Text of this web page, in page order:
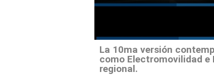
La 10ma versión
como Electromovilidad e
regional.